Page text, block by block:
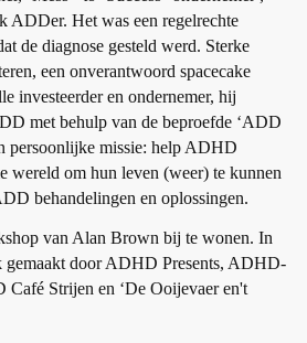
ADDer. Het was een regelrechte
de diagnose gesteld werd. Sterke
een onverantwoord spacecake
investeerder en ondernemer, hij
met behulp van de beproefde ‘ADD
persoonlijke missie: help ADHD
wereld om hun leven (weer) te kunnen
behandelingen en oplossingen.
van Alan Brown bij te wonen. In
door ADHD Presents, ADHD-
Strijen en ‘De Ooijevaer en't